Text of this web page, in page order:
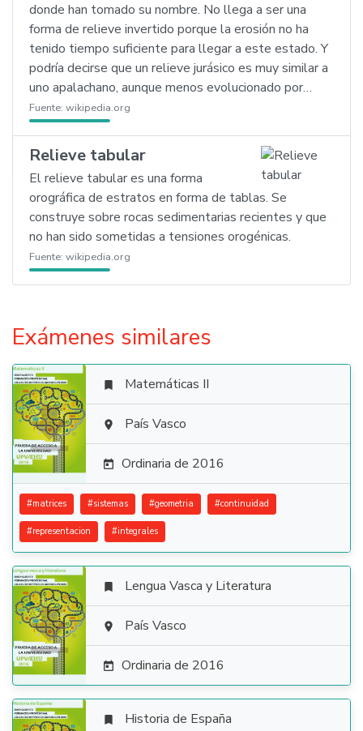
donde han tomado su nombre. No llega a ser una
forma de relieve invertido porque la erosión no ha
tenido tiempo suficiente para llegar a este estado. Y
podría decirse que un relieve jurásico es muy similar a
uno apalachano, aunque menos evolucionado por…
Fuente: wikipedia.org
Relieve tabular
El relieve tabular es una forma
orográfica de estratos en forma de tablas. Se
construye sobre rocas sedimentarias recientes y que
no han sido sometidas a tensiones orogénicas.
Fuente: wikipedia.org
Exámenes similares

 Matemáticas II
 País Vasco
 Ordinaria de 2016
#matrices #sistemas #geometria #continuidad
#representacion #integrales

 Lengua Vasca y Literatura
 País Vasco
 Ordinaria de 2016
 Historia de España